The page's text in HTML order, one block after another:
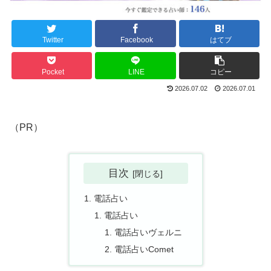
Twitter Facebook はてブ
Pocket LINE コピー
2026.07.02 2026.07.01
（PR）
目次
電話占い
電話占い
電話占いヴェルニ
電話占いComet